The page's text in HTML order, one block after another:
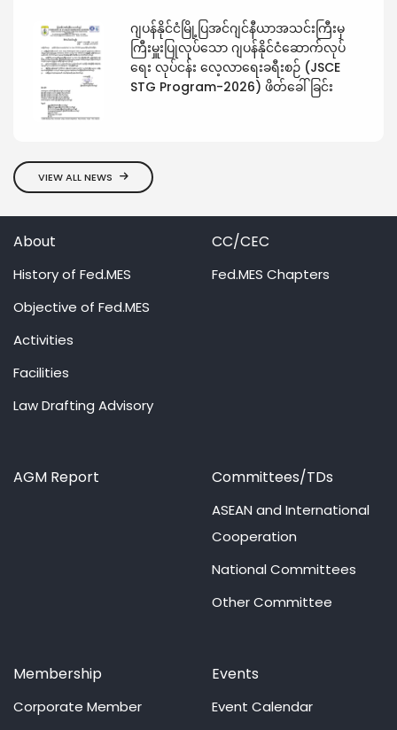
ဂျပန်နိုင်ငံမြို့ပြအင်ဂျင်နီယာအသင်းကြီးမှ
ကြီးမှူးပြုလုပ်သော ဂျပန်နိုင်ငံဆောက်လုပ်
ရေး လုပ်ငန်း လေ့လာရေးခရီးစဉ် (JSCE
STG Program-2026) ဖိတ်ခေါ်ခြင်း
VIEW ALL NEWS
About
History of Fed.MES
Objective of Fed.MES
Activities
Facilities
Law Drafting Advisory
CC/CEC
Fed.MES Chapters
AGM Report Committees/TDs
ASEAN and International
Cooperation
National Committees
Other Committee
Membership
Corporate Member
Events
Event Calendar